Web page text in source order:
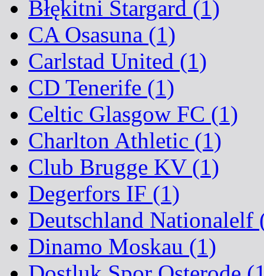
Błękitni Stargard (1)
CA Osasuna (1)
Carlstad United (1)
CD Tenerife (1)
Celtic Glasgow FC (1)
Charlton Athletic (1)
Club Brugge KV (1)
Degerfors IF (1)
Deutschland Nationalelf
Dinamo Moskau (1)